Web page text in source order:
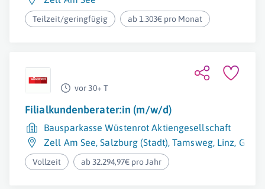
Teilzeit/geringfügig ab 1.303€ pro Monat
vor 30+ T
Filialkundenberater:in (m/w/d)
Bausparkasse Wüstenrot Aktiengesellschaft
Zell Am See,Salzburg (Stadt),Tamsweg, Linz,
Vollzeit ab 32.294,97€ pro Jahr